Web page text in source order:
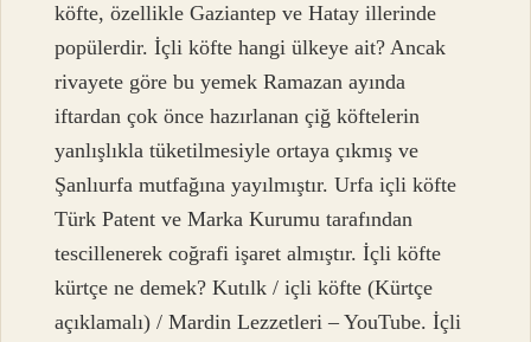
köfte, özellikle Gaziantep ve Hatay illerinde
popülerdir. İçli köfte hangi ülkeye ait? Ancak
rivayete göre bu yemek Ramazan ayında
iftardan çok önce hazırlanan çiğ köftelerin
yanlışlıkla tüketilmesiyle ortaya çıkmış ve
Şanlıurfa mutfağına yayılmıştır. Urfa içli köfte
Türk Patent ve Marka Kurumu tarafından
tescillenerek coğrafi işaret almıştır. İçli köfte
kürtçe ne demek? Kutılk / içli köfte (Kürtçe
açıklamalı) / Mardin Lezzetleri – YouTube. İçli